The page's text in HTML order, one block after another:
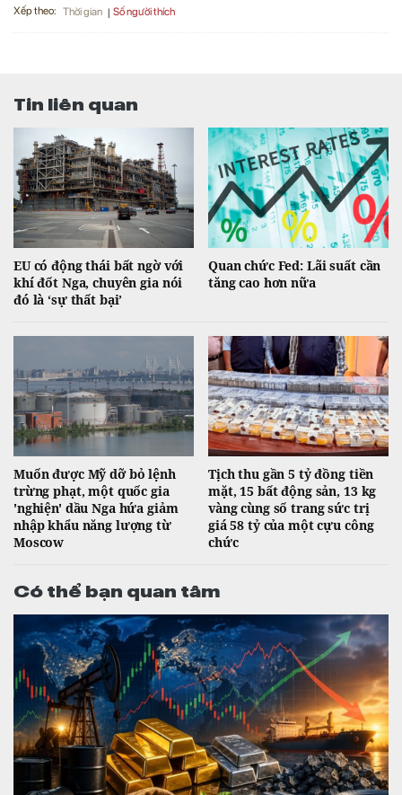
Xếp theo: Thời gian Số người thích
Tin liên quan
EU có động thái bất ngờ với
khí đốt Nga, chuyên gia nói
đó là ‘sự thất bại’
Quan chức Fed: Lãi suất cần
tăng cao hơn nữa
Muốn được Mỹ dỡ bỏ lệnh
trừng phạt, một quốc gia
'nghiện' dầu Nga hứa giảm
nhập khẩu năng lượng từ
Moscow
Tịch thu gần 5 tỷ đồng tiền
mặt, 15 bất động sản, 13 kg
vàng cùng số trang sức trị
giá 58 tỷ của một cựu công
chức
Có thể bạn quan tâm